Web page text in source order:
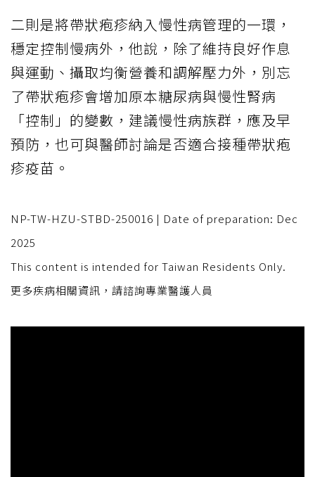
二則是將帶狀疱疹納入慢性病管理的一環，
穩定控制慢病外，他說，除了維持良好作息
與運動、攝取均衡營養和調解壓力外，別忘
了帶狀疱疹會增加原本糖尿病與慢性腎病
「控制」的變數，建議慢性病族群，應及早
預防，也可與醫師討論是否適合接種帶狀疱
疹疫苗。
NP-TW-HZU-STBD-250016 | Date of preparation: Dec
2025
This content is intended for Taiwan Residents Only.
更多疾病相關資訊，請諮詢專業醫護人員